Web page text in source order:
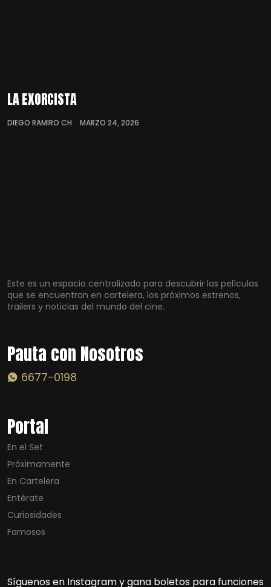
LA EXORCISTA
DIEGO RAMIRO CH. MARZO 24, 2026
Este es un espacio centralizado para descubrir las películas
que se encuentran en cartelera, los próximos estrenos,
trailers y noticias del mundo del cine.
Pauta con Nosotros
6677-0198
Portal
En el Set
Próximamente
En Cartelera
Entérate
Curiosidades
Famosos
Síguenos en Instagram y gana boletos para funciones